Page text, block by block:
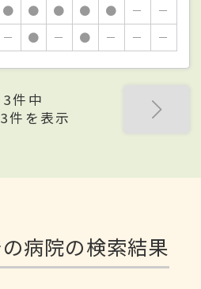
● ● ● ● ● －
－
－ ● － ● － － －
3件中
件を表示
病院の検索結果